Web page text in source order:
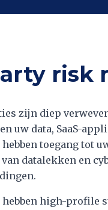
risk
zijn diep
uw data, SaaS-
toegang tot
datalekken en
hebben high-profile